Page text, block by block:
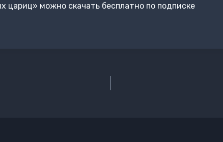
цариц» можно скачать бесплатно по подписке